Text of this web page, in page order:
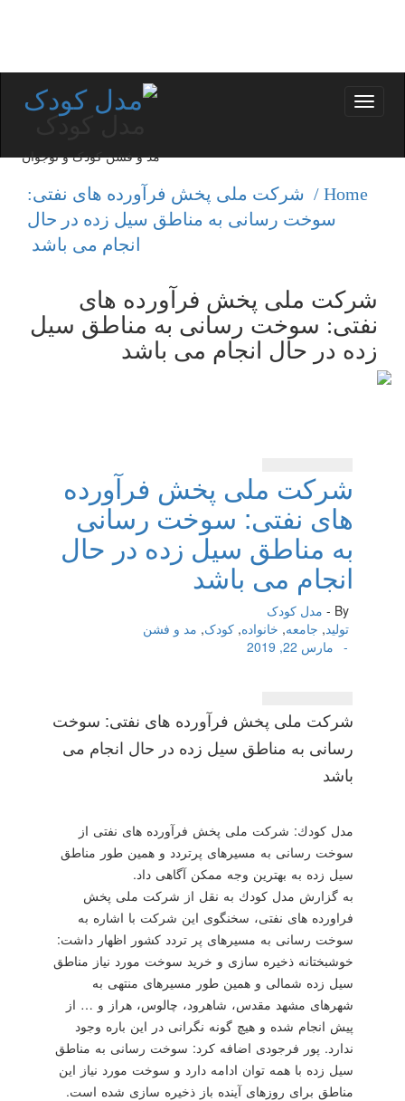
Toggle
مدل کودک
مد و فشن کودک و نوجوان
Home /
شركت ملی پخش فرآورده های نفتی:
سوخت رسانی به مناطق سیل زده در حال
انجام می باشد
شركت ملی پخش فرآورده های
نفتی: سوخت رسانی به مناطق سیل
زده در حال انجام می باشد
شركت ملی پخش فرآورده
های نفتی: سوخت رسانی
به مناطق سیل زده در حال
انجام می باشد
By -
مدل کودک
تولید, جامعه, خانواده, کودک, مد و فشن
مارس 22, 2019
-
شركت ملی پخش فرآورده های نفتی: سوخت
رسانی به مناطق سیل زده در حال انجام می
باشد
مدل كودك: شركت ملی پخش فرآورده های نفتی از
سوخت رسانی به مسیرهای پرتردد و همین طور مناطق
سیل زده به بهترین وجه ممكن آگاهی داد.
به گزارش مدل كودك به نقل از شركت ملی پخش
فراورده های نفتی، سخنگوی این شركت با اشاره به
سوخت رسانی به مسیرهای پر تردد كشور اظهار داشت:
خوشبختانه ذخیره سازی و خرید سوخت مورد نیاز مناطق
سیل زده شمالی و همین طور مسیرهای منتهی به
شهرهای مشهد مقدس، شاهرود، چالوس، هراز و … از
پیش انجام شده و هیچ گونه نگرانی در این باره وجود
ندارد. پور فرجودی اضافه كرد: سوخت رسانی به مناطق
سیل زده با همه توان ادامه دارد و سوخت مورد نیاز این
مناطق برای روزهای آینده باز ذخیره سازی شده است.